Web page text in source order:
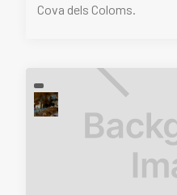
Cova dels Coloms.